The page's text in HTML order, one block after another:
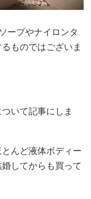
ープやナイロンタ
ものではございま
いて記事にしま
んど液体ボディー
してからも買って